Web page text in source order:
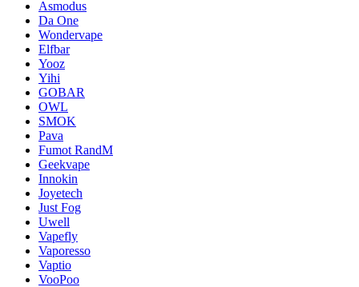
Asmodus
Da One
Wondervape
Elfbar
Yooz
Yihi
GOBAR
OWL
SMOK
Pava
Fumot RandM
Geekvape
Innokin
Joyetech
Just Fog
Uwell
Vapefly
Vaporesso
Vaptio
VooPoo